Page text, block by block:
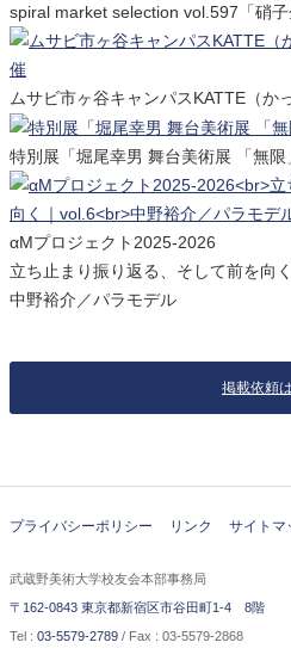
spiral market selection vol.597「硝子
ムサビ市ヶ谷キャンパスKATTE（か
特別展「堀尾幸男 舞台美術展 「無限
αMプロジェクト2025-2026
立ち止まり振り返る、そして前を向
中野裕介／パラモデル
掲載依頼
プライバシーポリシー リンク サイトマ
武蔵野美術大学校友会本部事務局
〒162-0843 東京都新宿区市谷田町1-4 8階
Tel : 03-5579-2789 / Fax : 03-5579-2868